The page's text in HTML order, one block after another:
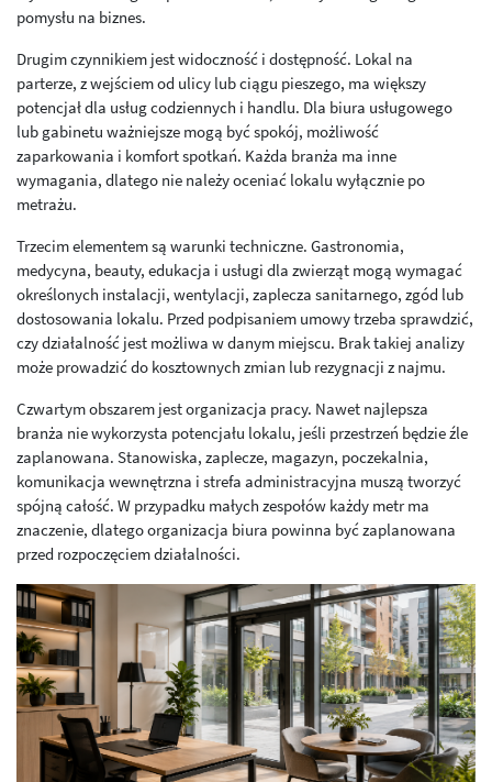
pomysłu na biznes.
Drugim czynnikiem jest widoczność i dostępność. Lokal na
parterze, z wejściem od ulicy lub ciągu pieszego, ma większy
potencjał dla usług codziennych i handlu. Dla biura usługowego
lub gabinetu ważniejsze mogą być spokój, możliwość
zaparkowania i komfort spotkań. Każda branża ma inne
wymagania, dlatego nie należy oceniać lokalu wyłącznie po
metrażu.
Trzecim elementem są warunki techniczne. Gastronomia,
medycyna, beauty, edukacja i usługi dla zwierząt mogą wymagać
określonych instalacji, wentylacji, zaplecza sanitarnego, zgód lub
dostosowania lokalu. Przed podpisaniem umowy trzeba sprawdzić,
czy działalność jest możliwa w danym miejscu. Brak takiej analizy
może prowadzić do kosztownych zmian lub rezygnacji z najmu.
Czwartym obszarem jest organizacja pracy. Nawet najlepsza
branża nie wykorzysta potencjału lokalu, jeśli przestrzeń będzie źle
zaplanowana. Stanowiska, zaplecze, magazyn, poczekalnia,
komunikacja wewnętrzna i strefa administracyjna muszą tworzyć
spójną całość. W przypadku małych zespołów każdy metr ma
znaczenie, dlatego organizacja biura powinna być zaplanowana
przed rozpoczęciem działalności.